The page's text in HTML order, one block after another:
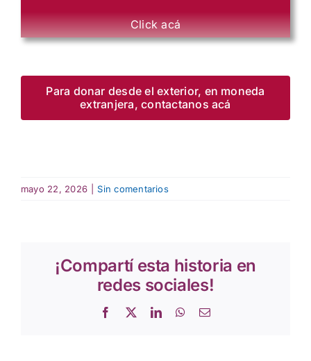
Click acá
Para donar desde el exterior, en moneda
extranjera, contactanos acá
mayo 22, 2026 Sin comentarios
¡Compartí esta historia en
redes sociales!
Facebook
X LinkedInWhatsApp
Correo